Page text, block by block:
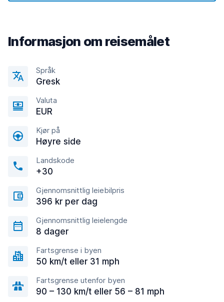
Informasjon om reisemålet
Språk
Gresk
Valuta
EUR
Kjør på
Høyre side
Landskode
+30
Gjennomsnittlig leiebilpris
396 kr per dag
Gjennomsnittlig leielengde
8 dager
Fartsgrense i byen
50 km/t eller 31 mph
Fartsgrense utenfor byen
90 – 130 km/t eller 56 – 81 mph